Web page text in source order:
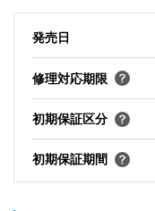
発売日
修理対応期限
初期保証区分
初期保証期間